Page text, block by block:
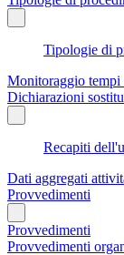
Tipologie di
Monitoraggio tempi
Dichiarazioni
Recapiti
Dati aggregati
Provvedimenti
Provvedimenti
Provvedimenti